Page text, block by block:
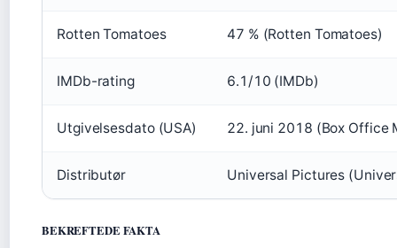
Rotten Tomatoes 47 % (Rotten Tomatoes)
IMDb-rating 6.1/10 (IMDb)
Utgivelsesdato (USA) 22. juni 2018 (Box Office
Distributør Universal Pictures
BEKREFTEDE FAKTA